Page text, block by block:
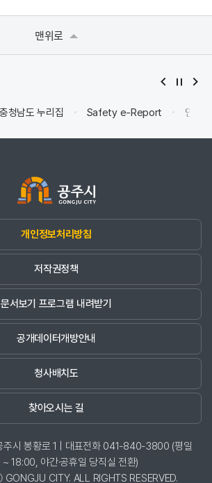
맨위로
충청남도 누리집 Safety e-Report 안전
개인정보처리방침
저작권정책
문서보기 프로그램 내려받기
공개데이터개방안내
청사배치도
찾아오시는 길
주시 봉황로 1 | 대표전화 041-840-3800 (평일
18:00, 야간·공휴일 당직실 전환)
CITY. ALL RIGHTS RESERVED.